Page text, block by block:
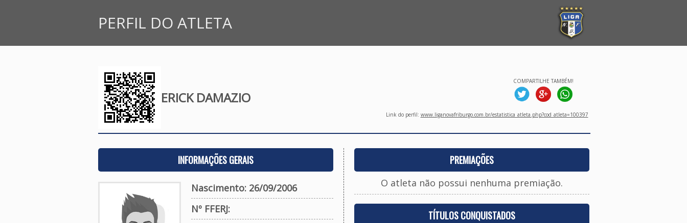
PERFIL DO ATLETA
ERICK DAMAZIO
COMPARTILHE TAMBÉM!
Link do perfil: www.liganovafriburgo.com.br/estatistica_atleta.php?cod_atleta=100397
INFORMAÇÕES GERAIS
Nascimento: 26/09/2006
Nº FFERJ:
PREMIAÇÕES
O atleta não possui nenhuma premiação.
TÍTULOS CONQUISTADOS